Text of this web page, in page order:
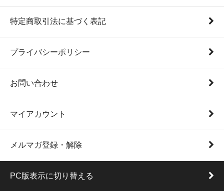
特定商取引法に基づく表記
プライバシーポリシー
お問い合わせ
マイアカウント
メルマガ登録・解除
PC版表示に切り替える